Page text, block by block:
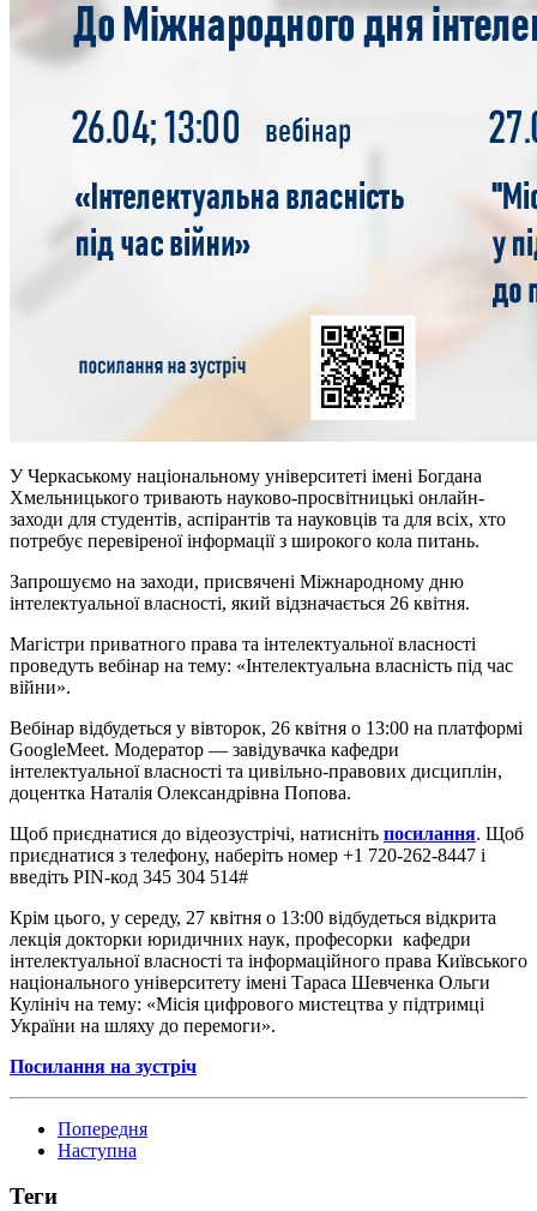
У Черкаському національному університеті імені Богдана
Хмельницького тривають науково-просвітницькі онлайн-
заходи для студентів, аспірантів та науковців та для всіх, хто
потребує перевіреної інформації з широкого кола питань.
Запрошуємо на заходи, присвячені Міжнародному дню
інтелектуальної власності, який відзначається 26 квітня.
Магістри приватного права та інтелектуальної власності
проведуть вебінар на тему: «Інтелектуальна власність під час
війни».
Вебінар відбудеться у вівторок, 26 квітня о 13:00 на платформі
GoogleMeet. Модератор — завідувачка кафедри
інтелектуальної власності та цивільно-правових дисциплін,
доцентка Наталія Олександрівна Попова.
Щоб приєднатися до відеозустрічі, натисніть посилання. Щоб
приєднатися з телефону, наберіть номер +1 720-262-8447 і
введіть PIN-код 345 304 514#
Крім цього, у середу, 27 квітня о 13:00 відбудеться відкрита
лекція докторки юридичних наук, професорки кафедри
інтелектуальної власності та інформаційного права Київського
національного університету імені Тараса Шевченка Ольги
Кулініч на тему: «Місія цифрового мистецтва у підтримці
України на шляху до перемоги».
Посилання на зустріч
Попередня
Наступна
Теги